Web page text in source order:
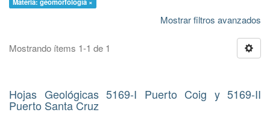
Mostrar filtros avanzados
Mostrando ítems 1-1 de 1
Hojas Geológicas 5169-I Puerto Coig y 5169-II
Puerto Santa Cruz